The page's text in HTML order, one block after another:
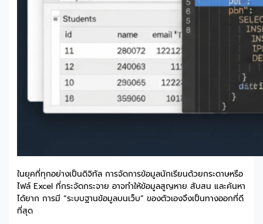
ในยุคที่ทุกอย่างเป็นดิจิทัล การจัดการข้อมูลนักเรียนด้วยกระดาษหรือ
ไฟล์ Excel ที่กระจัดกระจาย อาจทำให้ข้อมูลสูญหาย สับสน และค้นหา
ได้ยาก การมี “ระบบฐานข้อมูลบนเว็บ” ของตัวเองจึงเป็นทางออกที่ดี
ที่สุด